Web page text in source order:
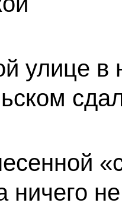
улице
ничего